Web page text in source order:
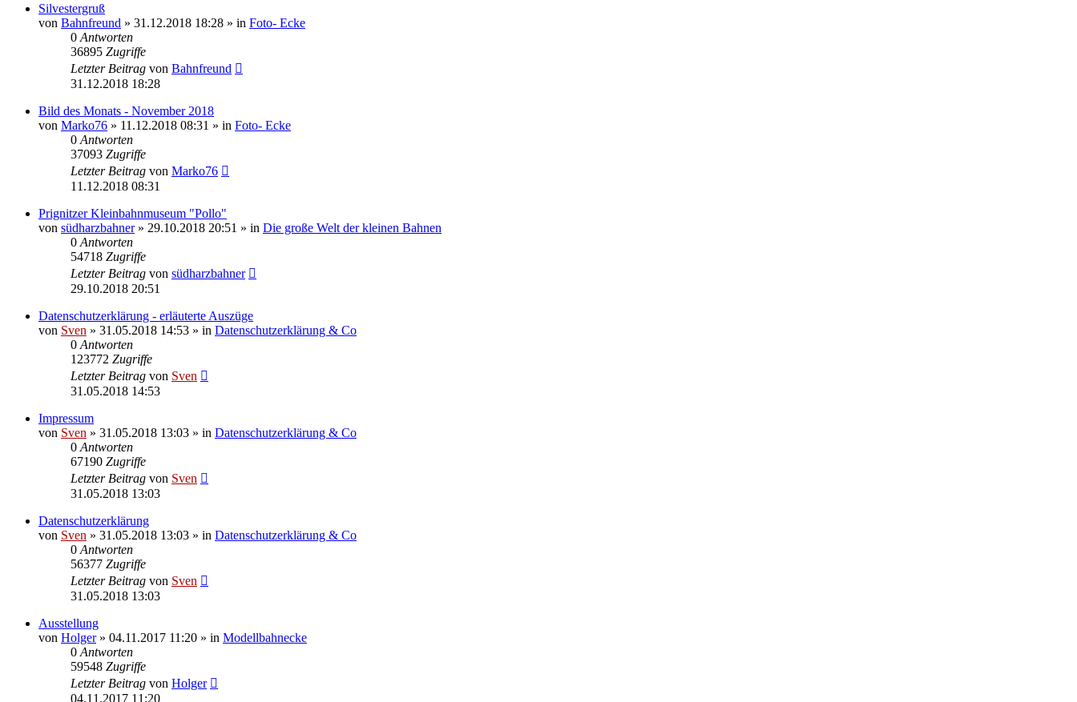
Silvestergruß
von Bahnfreund » 31.12.2018 18:28 » in Foto- Ecke
0 Antworten
36895 Zugriffe
Letzter Beitrag von Bahnfreund
31.12.2018 18:28
Bild des Monats - November 2018
von Marko76 » 11.12.2018 08:31 » in Foto- Ecke
0 Antworten
37093 Zugriffe
Letzter Beitrag von Marko76
11.12.2018 08:31
Prignitzer Kleinbahnmuseum "Pollo"
von südharzbahner» 29.10.2018 20:51 » in Die große Welt der kleinen Bahnen
0 Antworten
54718 Zugriffe
Letzter Beitrag von südharzbahner
29.10.2018 20:51
Datenschutzerklärung - erläuterte Auszüge
von Sven » 31.05.2018 14:53 » in Datenschutzerklärung & Co
0 Antworten
123772 Zugriffe
Letzter Beitrag von Sven
31.05.2018 14:53
Impressum
von Sven » 31.05.2018 13:03 » in Datenschutzerklärung & Co
0 Antworten
67190 Zugriffe
Letzter Beitrag von Sven
31.05.2018 13:03
Datenschutzerklärung
von Sven » 31.05.2018 13:03 » in Datenschutzerklärung & Co
0 Antworten
56377 Zugriffe
Letzter Beitrag von Sven
31.05.2018 13:03
Ausstellung
von Holger» 04.11.2017 11:20 » in Modellbahnecke
0 Antworten
59548 Zugriffe
Letzter Beitrag von Holger
04.11.2017 11:20